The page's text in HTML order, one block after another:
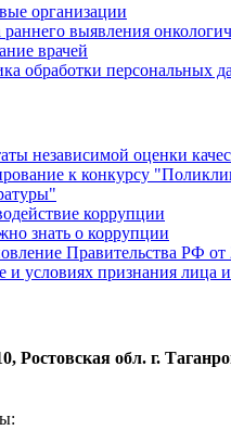
организации
раннего выявления
врачей
обработки персональных
независимой оценки
к конкурсу
коррупции
знать о коррупции
Правительства РФ
и условиях признания лица
Ростовская обл. г.